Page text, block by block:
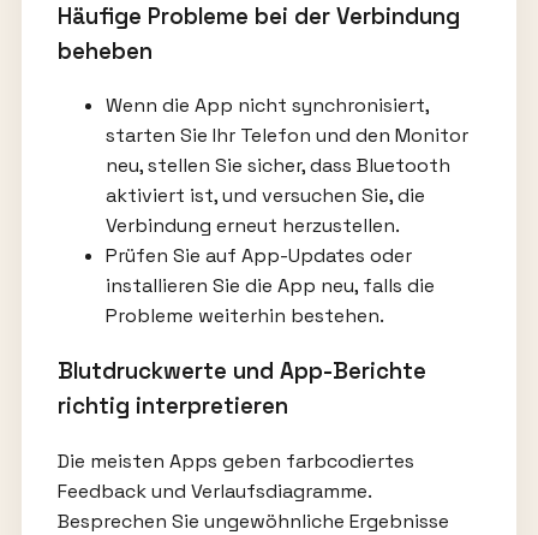
Häufige Probleme bei der Verbindung
beheben
Wenn die App nicht synchronisiert,
starten Sie Ihr Telefon und den Monitor
neu, stellen Sie sicher, dass Bluetooth
aktiviert ist, und versuchen Sie, die
Verbindung erneut herzustellen.
Prüfen Sie auf App-Updates oder
installieren Sie die App neu, falls die
Probleme weiterhin bestehen.
Blutdruckwerte und App-Berichte
richtig interpretieren
Die meisten Apps geben farbcodiertes
Feedback und Verlaufsdiagramme.
Besprechen Sie ungewöhnliche Ergebnisse